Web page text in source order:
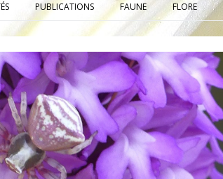
PUBLICATIONS FAUNE FLORE